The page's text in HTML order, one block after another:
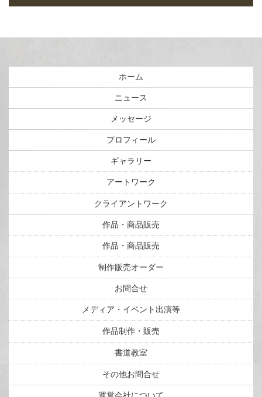
ホーム
ニュース
メッセージ
プロフィール
ギャラリー
アートワーク
クライアントワーク
作品・商品販売
作品・商品販売
制作販売オーダー
お問合せ
メディア・イベント出演等
作品制作・販売
書道教室
その他お問合せ
運営会社について